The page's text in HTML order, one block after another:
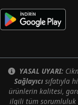
YASAL UYARI:
Sağlayıcısıfatıyla
ürünlerin kalitesi,
ilgili tüm sorumluluk